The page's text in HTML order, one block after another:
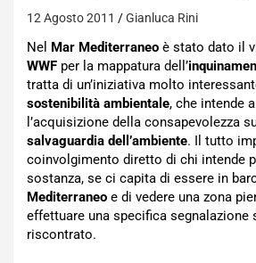
12 Agosto 2011 Gianluca Rini
Nel Mar Mediterraneo è stato dato il
WWF per la mappatura dell’
tratta di un’iniziativa molto
sostenibilità ambientale, che intende
l’acquisizione della consapevolezza
salvaguardia dell’ambiente. Il tutto
coinvolgimento diretto di chi intende
sostanza, se ci capita di essere in
Mediterraneo e di vedere una zona
effettuare una specifica segnalazione
riscontrato.